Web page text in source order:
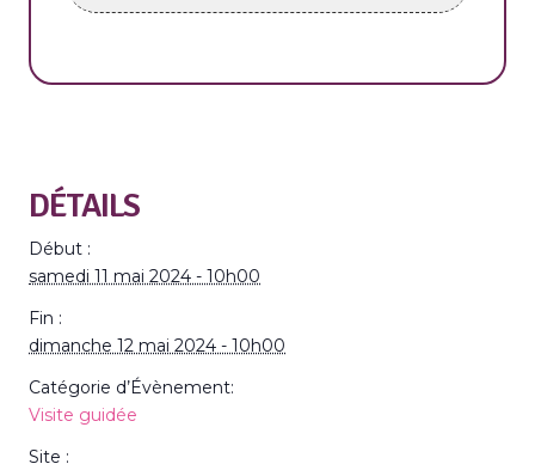
DÉTAILS
Début :
samedi 11 mai 2024 - 10h00
Fin :
dimanche 12 mai 2024 - 10h00
Catégorie d’Évènement:
Visite guidée
Site :